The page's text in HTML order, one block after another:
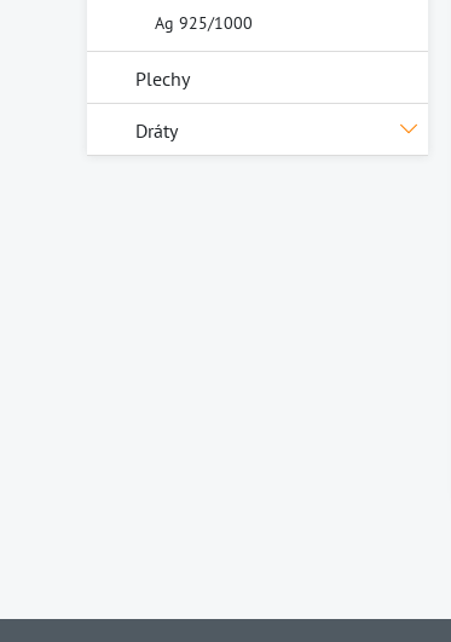
Ag 925/1000
Plechy
Dráty